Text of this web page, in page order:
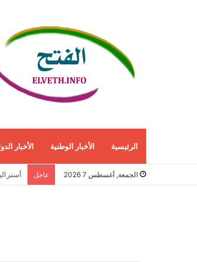
الرئيسية الأخبار الوطنية الأخبار
الجمعة, أغسطس 7 2026 عاجل